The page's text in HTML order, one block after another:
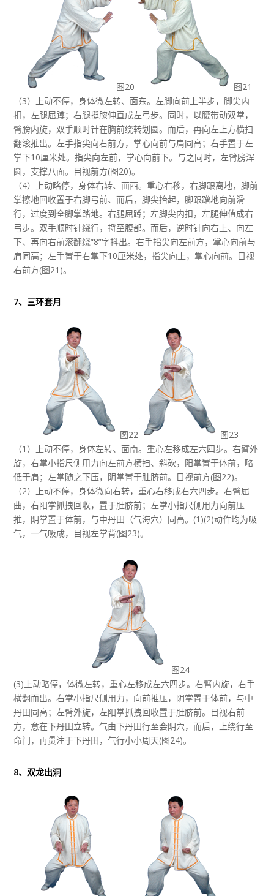
图20
图21
（3）上动不停，身体微左转、面东。左脚向前上半步，脚尖内
扣，左腿屈蹲；右腿挺膝伸直成左弓步。同时，以腰带动双掌，
臂膀内旋，双手顺时针在胸前绕转划圆。而后，再向左上方横扫
翻滚推出。左手指尖向右前方，掌心向前与肩同高；右手置于左
掌下10厘米处。指尖向左前，掌心向前下。与之同时，左臂膀浑
圆，支撑八面。目视前方(图20)。
（4）上动略停，身体右转、面西。重心右移，右脚跟离地，脚前
掌擦地回收置于右脚弓前、而后，脚尖抬起，脚跟蹭地向前滑
行，过度到全脚掌踏地。右腿屈蹲；左脚尖内扣，左腿伸值成右
弓步。双手顺时针绕行，捋至腹部。而后，逆时针向右上、向左
下、再向右前滚翻绕“8”字抖出。右手指尖向左前方，掌心向前与
肩同高；左手置于右掌下10厘米处，指尖向上，掌心向前。目视
右前方(图21)。
7、三环套月
图22
图23
（1）上动不停，身体左转、面南。重心左移成左六四步。右臂外
旋，右掌小指尺侧用力向左前方横扫、斜砍，阳掌置于体前，略
低于肩；左掌随之下压，阴掌置于肚脐前。目视前方(图22)。
（2）上动不停，身体微向右转，重心右移成右六四步。右臂屈
曲，右阳掌抓拽回收，置于肚脐前；左掌小指尺侧用力向前压
推，阴掌置于体前，与中丹田（气海穴）同高。(1)(2)动作均为吸
气，一气吸成，目视左掌背(图23)。
图24
(3)上动略停，体微左转，重心左移成左六四步。右臂内旋，右手
横翻而出。右掌小指尺侧用力，向前推压，阴掌置于体前，与中
丹田同高；左臂外旋，左阳掌抓拽回收置于肚脐前。目视右前
方，意在下丹田立转。气由下丹田行至会阴穴，而后，上绕行至
命门，再贯注于下丹田，气行小小周天(图24)。
8、双龙出洞